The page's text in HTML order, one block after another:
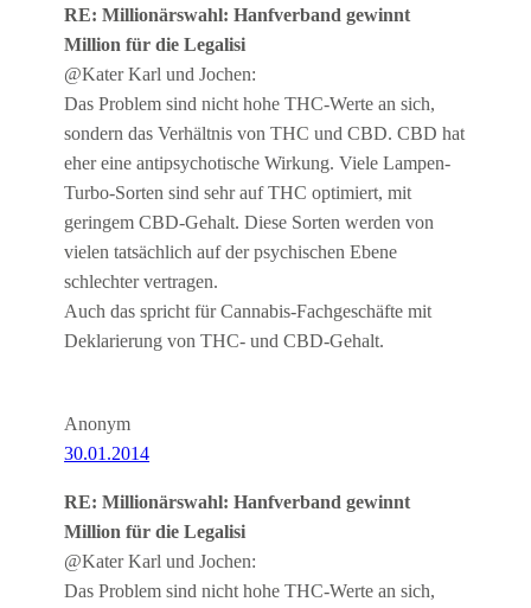
RE: Millionärswahl: Hanfverband gewinnt
Million für die Legalisi
@Kater Karl und Jochen:
Das Problem sind nicht hohe THC-Werte an sich,
sondern das Verhältnis von THC und CBD. CBD hat
eher eine antipsychotische Wirkung. Viele Lampen-
Turbo-Sorten sind sehr auf THC optimiert, mit
geringem CBD-Gehalt. Diese Sorten werden von
vielen tatsächlich auf der psychischen Ebene
schlechter vertragen.
Auch das spricht für Cannabis-Fachgeschäfte mit
Deklarierung von THC- und CBD-Gehalt.
Anonym
30.01.2014
RE: Millionärswahl: Hanfverband gewinnt
Million für die Legalisi
@Kater Karl und Jochen:
Das Problem sind nicht hohe THC-Werte an sich,